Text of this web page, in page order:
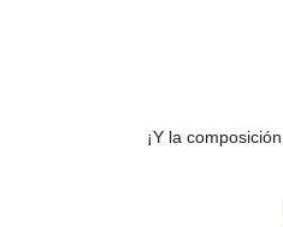
¡Y la